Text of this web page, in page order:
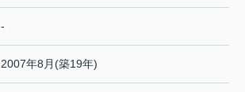
-
2007年8月(築19年)